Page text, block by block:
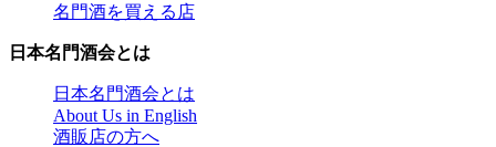
名門酒を買える店
日本名門酒会とは
日本名門酒会とは
About Us in English
酒販店の方へ